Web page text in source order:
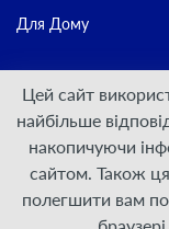
Для Дому
Приєднуйтесь:
© ПрАТ "ДАТАГРУП",
Цей сайт
найбільше
накопичуючи
сайтом. Також
полегшити вам